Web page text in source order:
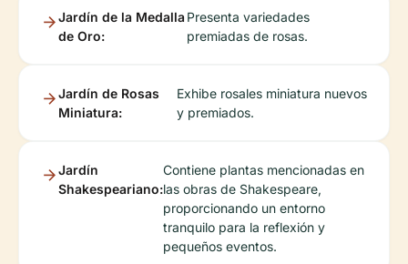
Jardín de la Medalla
de Oro:
Presenta variedades
premiadas de rosas.
Jardín de Rosas
Miniatura:
Exhibe rosales miniatura nuevos
y premiados.
Jardín
Shakespeariano:
Contiene plantas mencionadas en
las obras de Shakespeare,
proporcionando un entorno
tranquilo para la reflexión y
pequeños eventos.